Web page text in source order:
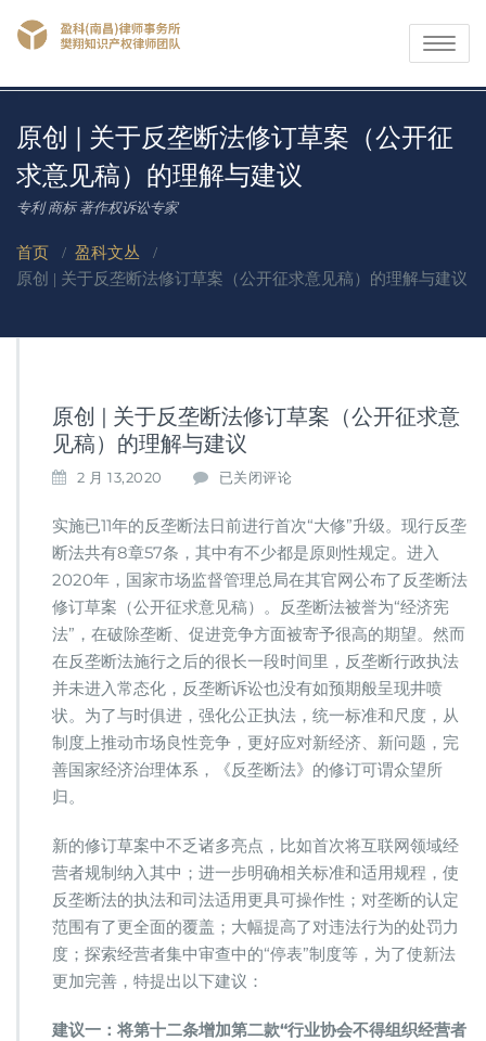
Toggle
原创 | 关于反垄断法修订草案（公开征
求意见稿）的理解与建议
专利 商标 著作权诉讼专家
首页 / 盈科文丛 /
原创 | 关于反垄断法修订草案（公开征求意见稿）的理解与建议
原创 | 关于反垄断法修订草案（公开征求意
见稿）的理解与建议
2 月 13,2020
原
|
关
于
反
垄
断
法
修
订
草
案
（公
开
意
见
稿）
的
理
解
与
建
议
已关闭评论
实施已11年的反垄断法日前进行首次“大修”升级。现行反垄
断法共有8章57条，其中有不少都是原则性规定。进入
2020年，国家市场监督管理总局在其官网公布了反垄断法
修订草案（公开征求意见稿）。反垄断法被誉为“经济宪
法”，在破除垄断、促进竞争方面被寄予很高的期望。然而
在反垄断法施行之后的很长一段时间里，反垄断行政执法
并未进入常态化，反垄断诉讼也没有如预期般呈现井喷
状。为了与时俱进，强化公正执法，统一标准和尺度，从
制度上推动市场良性竞争，更好应对新经济、新问题，完
善国家经济治理体系，《反垄断法》的修订可谓众望所
归。
新的修订草案中不乏诸多亮点，比如首次将互联网领域经
营者规制纳入其中；进一步明确相关标准和适用规程，使
反垄断法的执法和司法适用更具可操作性；对垄断的认定
范围有了更全面的覆盖；大幅提高了对违法行为的处罚力
度；探索经营者集中审查中的“停表”制度等，为了使新法
更加完善，特提出以下建议：
建议一：将第十二条增加第二款“行业协会不得组织经营者